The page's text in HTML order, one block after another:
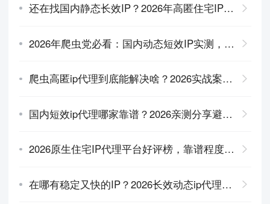
还在找国内静态长效IP？2026年高匿住宅IP代理真的稳
2026年爬虫党必看：国内动态短效IP实测，哪家速度快又不限量？
爬虫高匿ip代理到底能解决啥？2026实战案例带你看懂
国内短效ip代理哪家靠谱？2026亲测分享避坑经验
2026原生住宅IP代理平台好评榜，靠谱程度出乎意料
在哪有稳定又快的IP？2026长效动态ip代理平台对比测评来了